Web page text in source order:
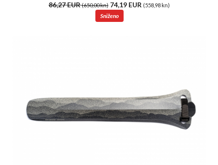
86,27 EUR(650,00 kn)74,19 EUR (558,98 kn)
Sniženo